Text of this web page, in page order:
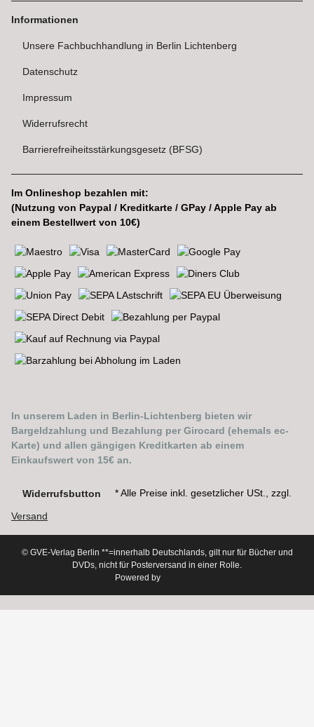
Informationen
Unsere Fachbuchhandlung in Berlin Lichtenberg
Datenschutz
Impressum
Widerrufsrecht
Barrierefreiheitsstärkungsgesetz (BFSG)
Im Onlineshop bezahlen mit:
(Nutzung von Paypal / Kreditkarte / GPay / Apple Pay ab
einem Bestellwert von 10€)
In unserem Laden in Berlin-Lichtenberg bieten wir
Bargeldzahlung und Bezahlung per Girocard (ehemals ec-
Karte) und allen gängigen Kreditkarten ab einem
Einkaufswert von 15€ an.
Widerrufsbutton * Alle Preise inkl. gesetzlicher USt., zzgl.
Versand
© GVE-Verlag Berlin **=innerhalb Deutschlands, gilt nur für Bücher und
DVDs, nicht für Posterversand in einer Rolle.
Powered by